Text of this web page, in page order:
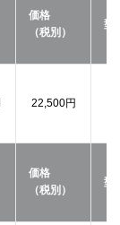
価格
（税別）
型
22,500円
価格
（税別）
型